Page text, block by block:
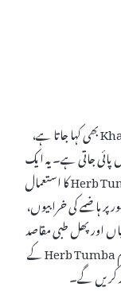
Herb Tumba، جسے عام طور پر Tumba یا Kharbuza بھی کہا جاتا ہے،
جاتی ہے۔ یہ ایک
قدرتی دوائی ہے جو مختلف طبی فوائد کی حامل ہے۔ Herb Tumba کا استعمال
ہاضمے کی خرابیوں،
اور پھل طبی مقاصد
کے لیے استعمال ہوتے ہیں۔ اس بلاگ پوسٹ میں، ہم Herb Tumba کے
کریں گے۔